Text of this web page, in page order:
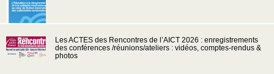
Les ACTES des Rencontres de l’AICT 2026 : enregistrements
des conférences /réunions/ateliers : vidéos, comptes-rendus &
photos